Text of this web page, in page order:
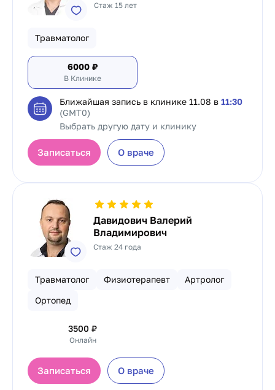
Стаж 15 лет
Травматолог
6000 ₽
В Клинике
Ближайшая запись в клинике 11.08 в 11:30
(GMT0)
Выбрать другую дату и клинику
Записаться О враче
Давидович Валерий
Владимирович
Стаж 24 года
Травматолог Физиотерапевт
Артролог
Ортопед
3500 ₽
Онлайн
Записаться О враче